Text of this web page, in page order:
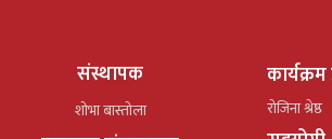
संस्थापक
शोभा बास्तोला
कार्यक्रम
रोजिना श्रेष्ठ